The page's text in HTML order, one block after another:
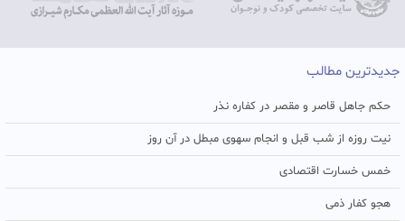
جدیدترین مطالب
حکم جاهل قاصر و مقصر در کفاره نذر
نیت روزه از شب قبل و انجام سهوی مبطل در آن روز
خمس خسارت اقتصادی
هجو کفار ذمی